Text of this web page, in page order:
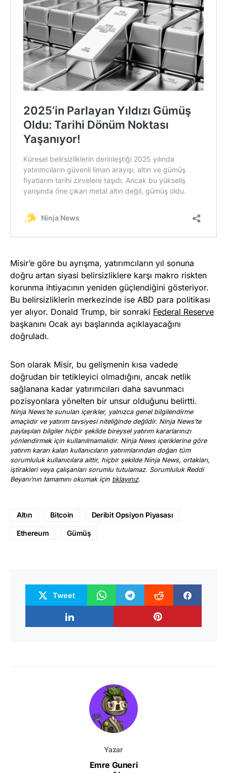
Misir’e göre bu ayrışma, yatırımcıların yıl sonuna
doğru artan siyasi belirsizliklere karşı makro riskten
korunma ihtiyacının yeniden güçlendiğini gösteriyor.
Bu belirsizliklerin merkezinde ise ABD para politikası
yer alıyor. Donald Trump, bir sonraki Federal Reserve
başkanını Ocak ayı başlarında açıklayacağını
doğruladı.
Son olarak Misir, bu gelişmenin kısa vadede
doğrudan bir tetikleyici olmadığını, ancak netlik
sağlanana kadar yatırımcıları daha savunmacı
pozisyonlara yönelten bir unsur olduğunu belirtti.
Ninja News’te sunulan içerikler, yalnızca genel bilgilendirme
amaçlıdır ve yatırım tavsiyesi niteliğinde değildir. Ninja News’te
paylaşılan bilgiler hiçbir şekilde bireysel yatırım kararlarınızı
yönlendirmek için kullanılmamalıdır. Ninja News içeriklerine göre
yatırım kararı kalan kullanıcıların yatırımlarından doğan tüm
sorumluluk kullanıcılara aittir, hiçbir şekilde Ninja News, ortakları,
iştirakleri veya çalışanları sorumlu tutulamaz. Sorumluluk Reddi
Beyanı’nın tamamını okumak için tıklayınız.
Altın Bitcoin Deribit Opsiyon Piyasası
Ethereum Gümüş
Tweet
Yazar
Emre Guneri